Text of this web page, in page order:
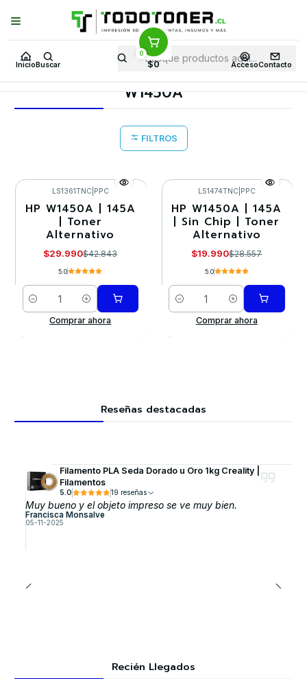
Inicio Buscar
0
$0 AccesoContacto
Puedes Elegir: Comprar enTienda· Despachoa Todo Chile · Retiro en
Tienda en24 Horas
Inicio Toner y tambor Toner Alternativo HP Insumos HP
W1450A
W1450A
FILTROS
-30%
LS1361TNC| PPC
HP W1450A | 145A
| Toner
Alternativo
$29.990$42.843
5.0
Cantidad
Comprar ahora
-30%
LS1474TNC| PPC
HP W1450A | 145A
| Sin Chip | Toner
Alternativo
$19.990$28.557
5.0
Cantidad
Comprar ahora
Reseñas destacadas
Filamento PLA Seda Dorado u Oro 1kg Creality |
Filamentos
5.0 19 reseñas
Muy bueno y el objeto impreso se ve muy bien.
Francisca Monsalve
05-11-2025
Recién Llegados